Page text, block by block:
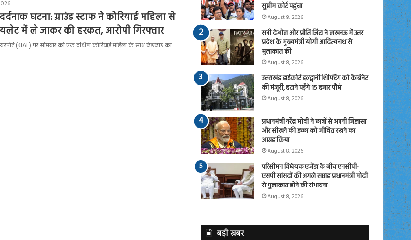
घटना: ग्राउंड स्टाफ ने कोरियाई महिला से
में ले जाकर की हरकत, आरोपी गिरफ्तार
(KIAL) पर सोमवार को एक दक्षिण कोरियाई महिला के साथ छेड़छाड़ का
सुप्रीम कोर्ट पहुंचा
August 8, 2026
सनी देओल और प्रीति जिंटा ने लखनऊ में उत्तर
प्रदेश के मुख्यमंत्री योगी आदित्यनाथ से
मुलाकात की
August 8, 2026
उत्तराखंड हाईकोर्ट हल्द्वानी शिफ्टिंग को कैबिनेट
की मंजूरी, हटाने पड़ेंगे 15 हजार पौधे
August 8, 2026
प्रधानमंत्री नरेंद्र मोदी ने छात्रों से अपनी जिज्ञासा
और सीखने की इच्छा को जीवित रखने का
आग्रह किया
August 8, 2026
परिसीमन विधेयक एजेंडा के बीच एनसीपी-
एसपी सांसदों की अगले सप्ताह प्रधानमंत्री मोदी
से मुलाकात होने की संभावना
August 8, 2026
बड़ी खबर